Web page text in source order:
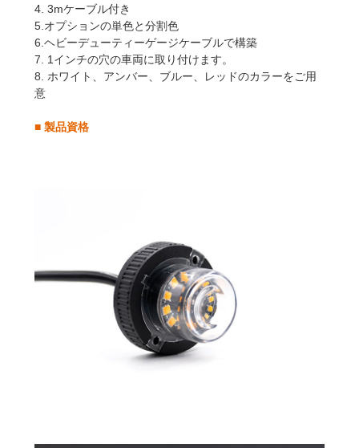
4. 3mケーブル付き
5.オプションの単色と分割色
6.ヘビーデューティーゲージケーブルで構築
7. 1インチの穴の車両に取り付けます。
8. ホワイト、アンバー、ブルー、レッドのカラーをご用
意
■ 製品資格